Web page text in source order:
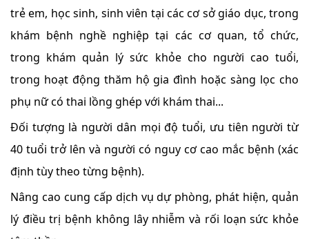
trẻ em, học sinh, sinh viên tại các cơ sở giáo dục, trong
khám bệnh nghề nghiệp tại các cơ quan, tổ chức,
trong khám quản lý sức khỏe cho người cao tuổi,
trong hoạt động thăm hộ gia đình hoặc sàng lọc cho
phụ nữ có thai lồng ghép với khám thai...
Đối tượng là người dân mọi độ tuổi, ưu tiên người từ
40 tuổi trở lên và người có nguy cơ cao mắc bệnh (xác
định tùy theo từng bệnh).
Nâng cao cung cấp dịch vụ dự phòng, phát hiện, quản
lý điều trị bệnh không lây nhiễm và rối loạn sức khỏe